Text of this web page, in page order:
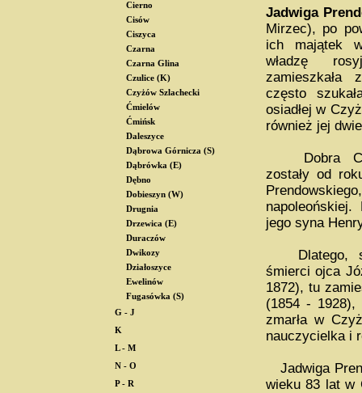
Cierno
Cisów
Ciszyca
Czarna
Czarna Glina
Czulice (K)
Czyżów Szlachecki
Ćmielów
Ćmińsk
Daleszyce
Dąbrowa Górnicza (S)
Dąbrówka (E)
Dębno
Dobieszyn (W)
Drugnia
Drzewica (E)
Duraczów
Dwikozy
Działoszyce
Ewelinów
Fugasówka (S)
G - J
K
L - M
N - O
P - R
Jadwiga
Mirzec), po
ich majątek
władzę
często
osiadłej w
również jej
Dobra
zostały od
napoleońskiej.
jego syna
Dlatego,
śmierci ojca
1872), tu
(1854 - 1928),
zmarła w
nauczycielka i
Jadwiga
wieku 83 lat w